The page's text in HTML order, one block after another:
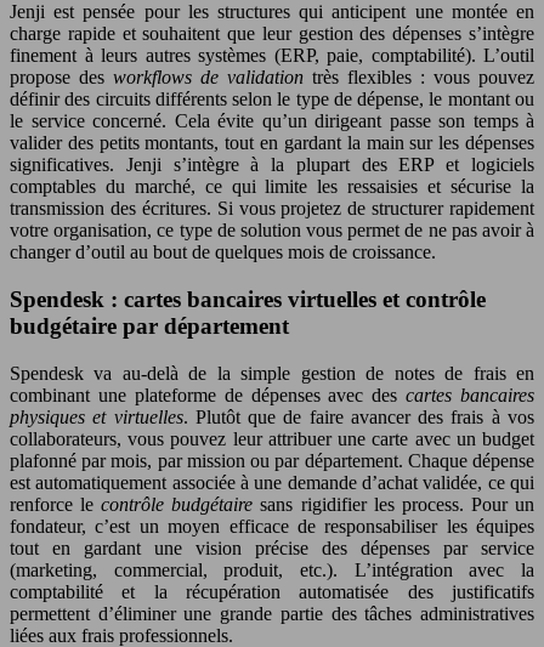
Jenji est pensée pour les structures qui anticipent une montée en
charge rapide et souhaitent que leur gestion des dépenses s’intègre
finement à leurs autres systèmes (ERP, paie, comptabilité). L’outil
propose des workflows de validation très flexibles : vous pouvez
définir des circuits différents selon le type de dépense, le montant ou
le service concerné. Cela évite qu’un dirigeant passe son temps à
valider des petits montants, tout en gardant la main sur les dépenses
significatives. Jenji s’intègre à la plupart des ERP et logiciels
comptables du marché, ce qui limite les ressaisies et sécurise la
transmission des écritures. Si vous projetez de structurer rapidement
votre organisation, ce type de solution vous permet de ne pas avoir à
changer d’outil au bout de quelques mois de croissance.
Spendesk : cartes bancaires virtuelles et contrôle
budgétaire par département
Spendesk va au-delà de la simple gestion de notes de frais en
combinant une plateforme de dépenses avec descartes bancaires
physiques et virtuelles. Plutôt que de faire avancer des frais à vos
collaborateurs, vous pouvez leur attribuer une carte avec un budget
plafonné par mois, par mission ou par département. Chaque dépense
est automatiquement associée à une demande d’achat validée, ce qui
renforce lecontrôle budgétaire sans rigidifier les process. Pour un
fondateur, c’est un moyen efficace de responsabiliser les équipes
tout en gardant une vision précise des dépenses par service
(marketing, commercial, produit, etc.). L’intégration avec la
comptabilité et la récupération automatisée des justificatifs
permettent d’éliminer une grande partie des tâches administratives
liées aux frais professionnels.